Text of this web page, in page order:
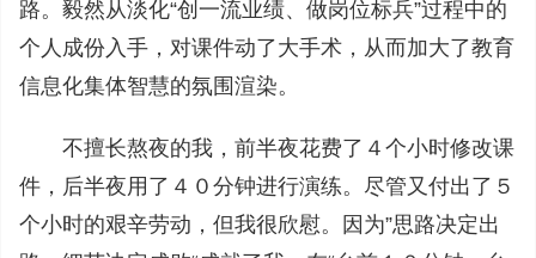
路。毅然从淡化“创一流业绩、做岗位标兵”过程中的
个人成份入手，对课件动了大手术，从而加大了教育
信息化集体智慧的氛围渲染。
不擅长熬夜的我，前半夜花费了４个小时修改课
件，后半夜用了４０分钟进行演练。尽管又付出了５
个小时的艰辛劳动，但我很欣慰。因为”思路决定出